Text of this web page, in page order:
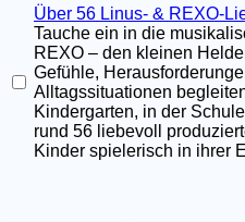
Über 56 Linus- & REXO-
Tauche ein in die
REXO – den kleinen
Gefühle,
Alltagssituationen
Kindergarten, in der
rund 56 liebevoll
Kinder spielerisch in ihrer